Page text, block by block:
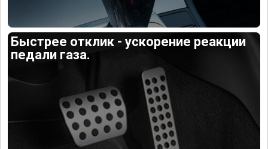
Быстрее отклик - ускорение реакции
педали газа.